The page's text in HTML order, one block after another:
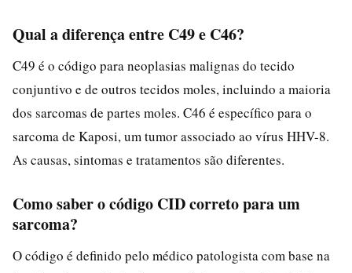
Qual a diferença entre C49 e C46?
C49 é o código para neoplasias malignas do tecido
conjuntivo e de outros tecidos moles, incluindo a maioria
dos sarcomas de partes moles. C46 é específico para o
sarcoma de Kaposi, um tumor associado ao vírus HHV-8.
As causas, sintomas e tratamentos são diferentes.
Como saber o código CID correto para um
sarcoma?
O código é definido pelo médico patologista com base na